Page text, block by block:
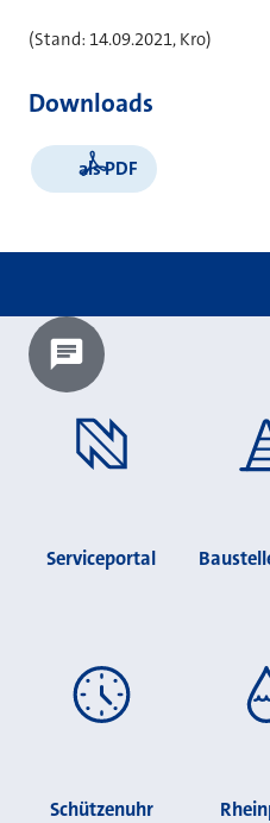
(Stand: 14.09.2021, Kro)
Downloads
als PDF
Chatbot laden?
Serviceportal
Schützenuhr